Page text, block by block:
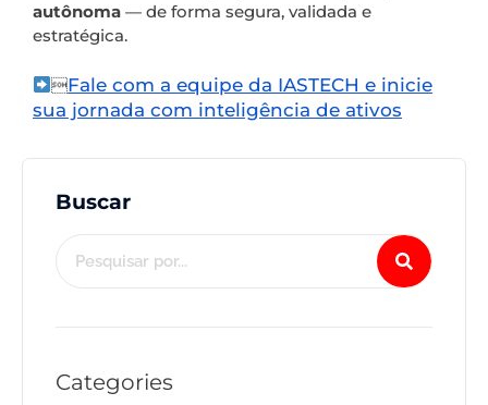
autônoma — de forma segura, validada e
estratégica.
Fale com a equipe da IASTECH e inicie
sua jornada com inteligência de ativos
Buscar
Categories